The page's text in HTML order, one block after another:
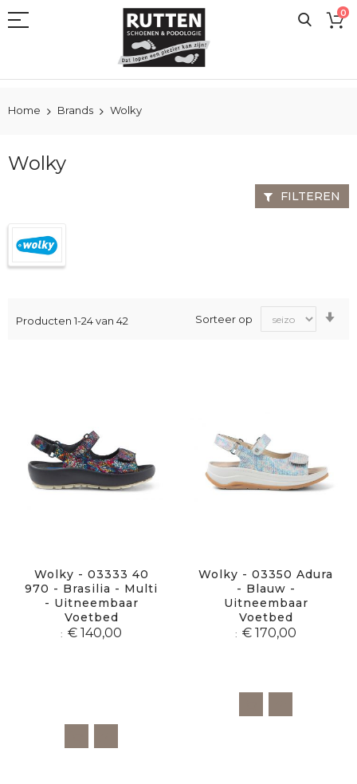
naar
0
Home Brands Wolky
Wolky
Producten 1-24van 42 Sorteer op
Wolky - 03333 40
970 - Brasilia - Multi
- Uitneembaar
Voetbed
€ 140,00
Wolky - 03350 Adura
- Blauw -
Uitneembaar
Voetbed
€ 170,00
FILTEREN